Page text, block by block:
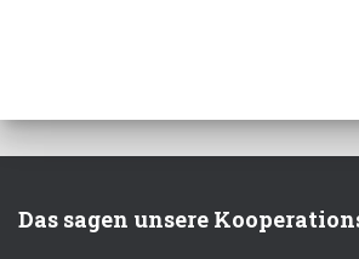
Das sagen unsere